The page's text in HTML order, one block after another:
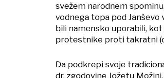
svežem narodnem
vodnega topa pod Janševo
bili namensko uporabili,
protestnike proti takratni
Da podkrepi svoje
dr. zgodovine Jožetu